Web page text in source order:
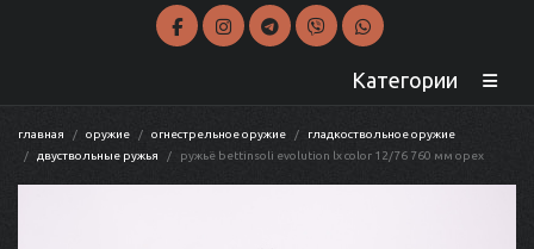
Категории
главная оружие огнестрельное оружие
гладкоствольное оружие
двуствольные ружья
ружьё bettinsoli evolution lx color 12/76 760 мм орех